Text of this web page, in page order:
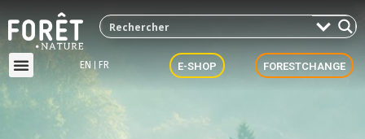
EN FR E-SHOP FORESTCHANGE